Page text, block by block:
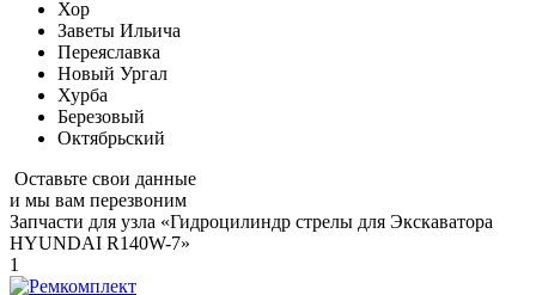
Хор
Заветы Ильича
Переяславка
Новый Ургал
Хурба
Березовый
Октябрьский
Оставьте свои данные
и мы вам перезвоним
Запчасти для узла «Гидроцилиндр стрелы для Экскаватора
HYUNDAI R140W-7»
1